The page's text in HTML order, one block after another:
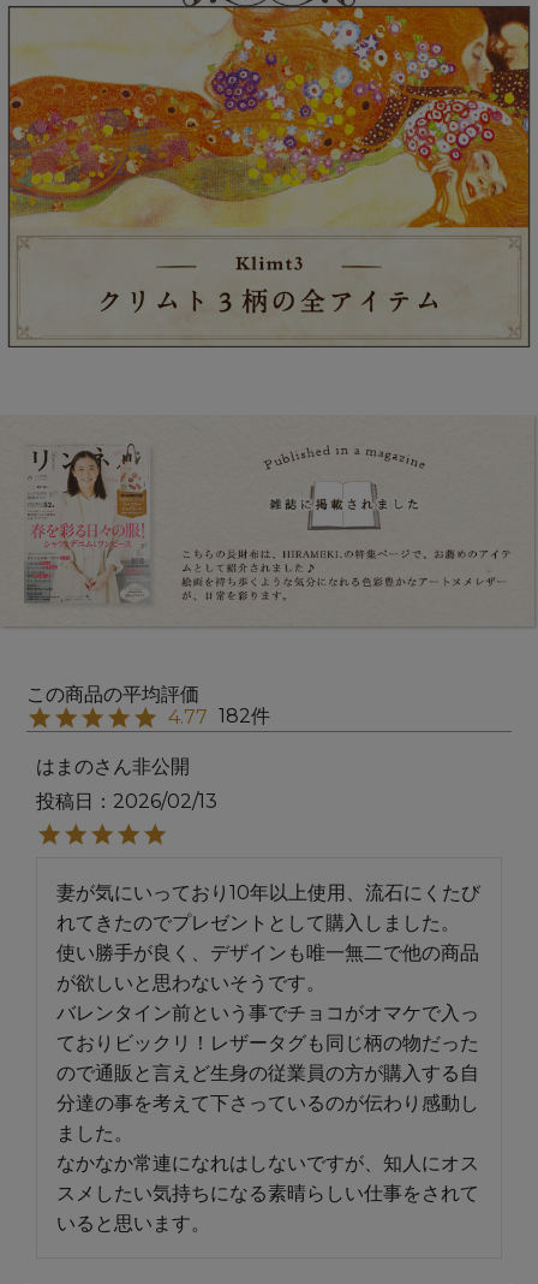
4.77 182
はまの
非公開
投稿日
2026/02/13
妻が気にいっており10年以上使用、流石にくたび
れてきたのでプレゼントとして購入しました。
使い勝手が良く、デザインも唯一無二で他の商品
が欲しいと思わないそうです。
バレンタイン前という事でチョコがオマケで入っ
ておりビックリ！レザータグも同じ柄の物だった
ので通販と言えど生身の従業員の方が購入する自
分達の事を考えて下さっているのが伝わり感動し
ました。
なかなか常連になれはしないですが、知人にオス
スメしたい気持ちになる素晴らしい仕事をされて
いると思います。